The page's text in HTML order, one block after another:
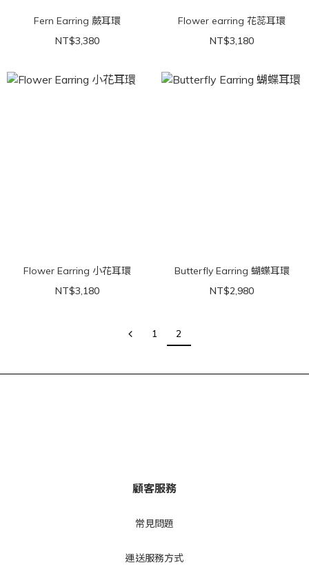
Fern Earring 蕨耳環
NT$3,380
Flower earring 花蕊耳環
NT$3,180
Flower Earring 小花耳環
NT$3,180
Butterfly Earring 蝴蝶耳環
NT$2,980
1 2
顧客服務
常見問題
運送服務方式